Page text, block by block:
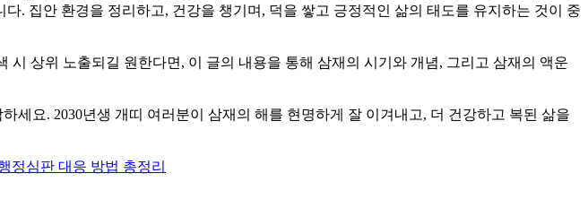
. 집안 환경을 정리하고, 건강을 챙기며, 덕을 쌓고 긍정적인 삶의 태도를 유지하는 것이 중
상위 노출되길 원한다면, 이 글의 내용을 통해 삼재의 시기와 개념, 그리고 삼재의 액운
요. 2030년생 개띠 여러분이 삼재의 해를 현명하게 잘 이겨내고, 더 건강하고 복된 삶을
정심판 대응 방법 총정리